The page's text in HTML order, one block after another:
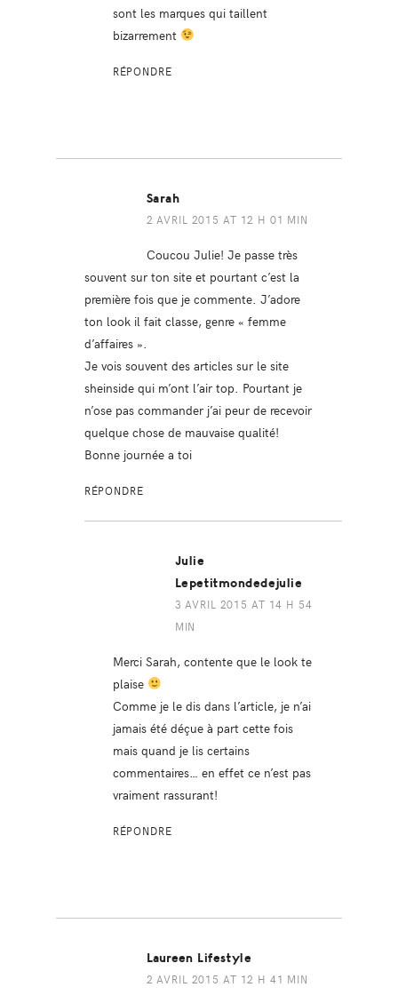
sont les marques qui taillent
bizarrement
RÉPONDRE
Sarah
2 AVRIL 2015 AT 12 H 01 MIN
Coucou Julie! Je passe très
souvent sur ton site et pourtant c’est la
première fois que je commente. J’adore
ton look il fait classe, genre « femme
d’affaires ».
Je vois souvent des articles sur le site
sheinside qui m’ont l’air top. Pourtant je
n’ose pas commander j’ai peur de recevoir
quelque chose de mauvaise qualité!
Bonne journée a toi
RÉPONDRE
Julie
Lepetitmondedejulie
3 AVRIL 2015 AT 14 H 54
MIN
Merci Sarah, contente que le look te
plaise
Comme je le dis dans l’article, je n’ai
jamais été déçue à part cette fois
mais quand je lis certains
commentaires… en effet ce n’est pas
vraiment rassurant!
RÉPONDRE
Laureen Lifestyle
2 AVRIL 2015 AT 12 H 41 MIN